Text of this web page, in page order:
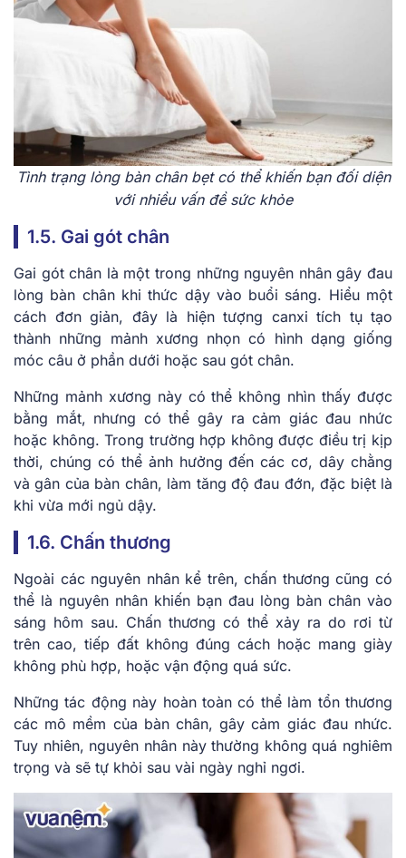
Tình trạng lòng bàn chân bẹt có thể khiến bạn đối diện
với nhiều vấn đề sức khỏe
1.5. Gai gót chân
Gai gót chân là một trong những nguyên nhân gây đau
lòng bàn chân khi thức dậy vào buổi sáng. Hiểu một
cách đơn giản, đây là hiện tượng canxi tích tụ tạo
thành những mảnh xương nhọn có hình dạng giống
móc câu ở phần dưới hoặc sau gót chân.
Những mảnh xương này có thể không nhìn thấy được
bằng mắt, nhưng có thể gây ra cảm giác đau nhức
hoặc không. Trong trường hợp không được điều trị kịp
thời, chúng có thể ảnh hưởng đến các cơ, dây chằng
và gân của bàn chân, làm tăng độ đau đớn, đặc biệt là
khi vừa mới ngủ dậy.
1.6. Chấn thương
Ngoài các nguyên nhân kể trên, chấn thương cũng có
thể là nguyên nhân khiến bạn đau lòng bàn chân vào
sáng hôm sau. Chấn thương có thể xảy ra do rơi từ
trên cao, tiếp đất không đúng cách hoặc mang giày
không phù hợp, hoặc vận động quá sức.
Những tác động này hoàn toàn có thể làm tổn thương
các mô mềm của bàn chân, gây cảm giác đau nhức.
Tuy nhiên, nguyên nhân này thường không quá nghiêm
trọng và sẽ tự khỏi sau vài ngày nghỉ ngơi.